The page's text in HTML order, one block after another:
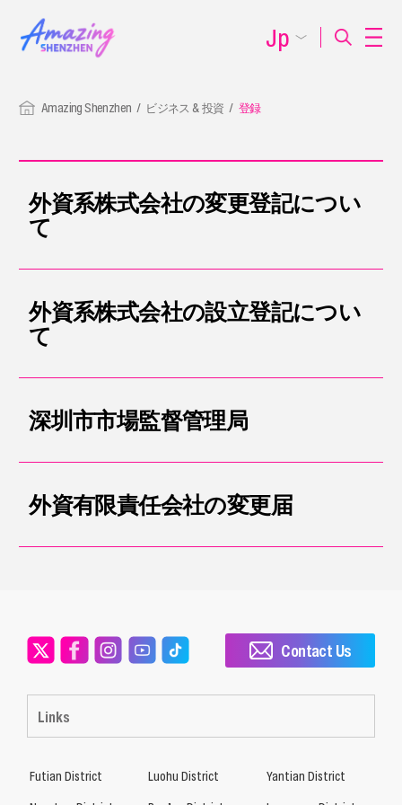
Amazing Shenzhen ビジネス & 投資 登録
外資系株式会社の変更登記につい
て
外資系株式会社の設立登記につい
て
深圳市市場監督管理局
外資有限責任会社の変更届
Jp
Links
Contact Us
Futian District Luohu District
Yantian District